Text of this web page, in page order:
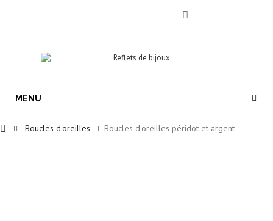
MENU
Boucles d'oreilles Boucles d'oreilles péridot et argent